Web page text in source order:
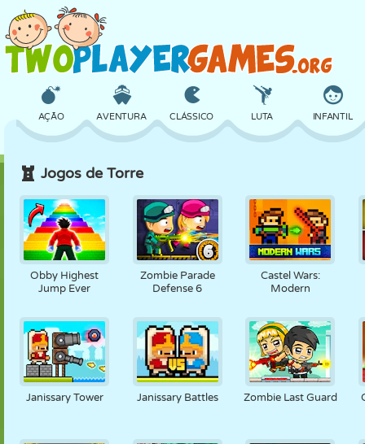
AÇÃO AVENTURA CLÁSSICO LUTA INFANTIL
CASTELO XADREZ CRAZY DEFESA DINOSSAURO
MENINAS PULAR MATEMÁTICA LABIRINTO
FANTOCHE
QUEBRA-
CABEÇA
REAÇÃO RETRÔ ROBÔ
Jogos de Torre
Obby Highest
Jump Ever
Zombie Parade
Defense 6
Castel Wars:
Modern
Janissary Tower Janissary Battles Zombie Last Guard